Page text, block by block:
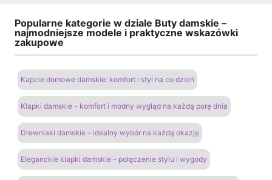
Popularne kategorie w dziale Buty damskie –
najmodniejsze modele i praktyczne wskazówki
zakupowe
Kapcie domowe damskie: komfort i styl na co dzień
Klapki damskie - komfort i modny wygląd na każdą porę dnia
Drewniaki damskie – idealny wybór na każdą okazję
Eleganckie klapki damskie – połączenie stylu i wygody